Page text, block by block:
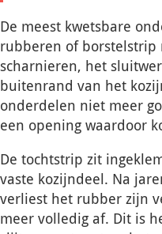
De meest kwetsbare
rubberen of borstelstrip
scharnieren, het
buitenrand van het
onderdelen niet meer
een opening waardoor
De tochtstrip zit
vaste kozijndeel. Na
verliest het rubber zijn
meer volledig af. Dit is